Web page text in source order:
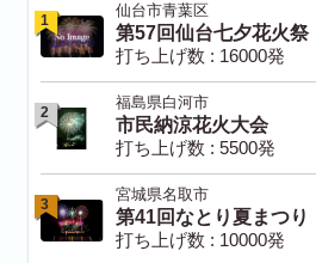
26℃
1
仙台市青葉区
第57回仙台七夕花火祭
打ち上げ数 : 16000発
2
福島県白河市
市民納涼花火大会
打ち上げ数 : 5500発
3
宮城県名取市
第41回なとり夏まつり
打ち上げ数 : 10000発